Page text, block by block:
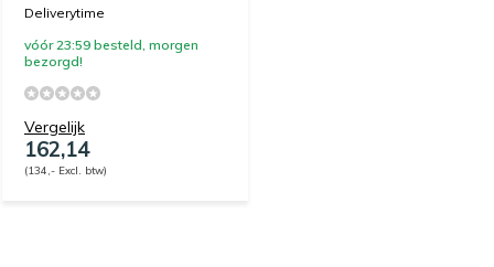
Deliverytime
vóór 23:59 besteld, morgen
bezorgd!
Vergelijk
162,14
(134,- Excl. btw)